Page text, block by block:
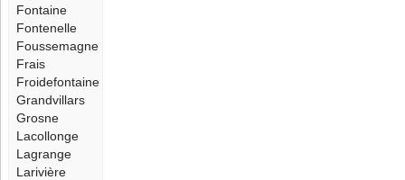
Fontaine
Fontenelle
Foussemagne
Frais
Froidefontaine
Grandvillars
Grosne
Lacollonge
Lagrange
Larivière